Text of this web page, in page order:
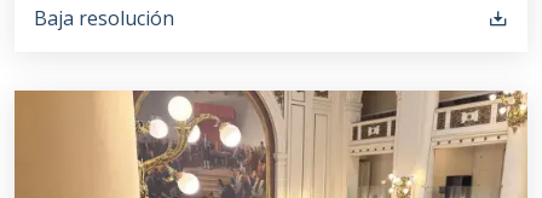
Baja resolución